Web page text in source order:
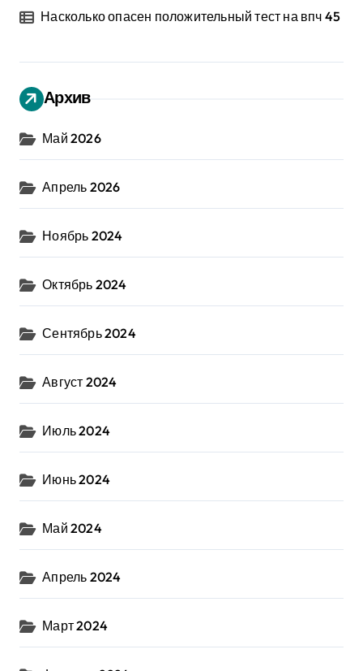
Насколько опасен положительный тест на впч 45
Архив
Май 2026
Апрель 2026
Ноябрь 2024
Октябрь 2024
Сентябрь 2024
Август 2024
Июль 2024
Июнь 2024
Май 2024
Апрель 2024
Март 2024